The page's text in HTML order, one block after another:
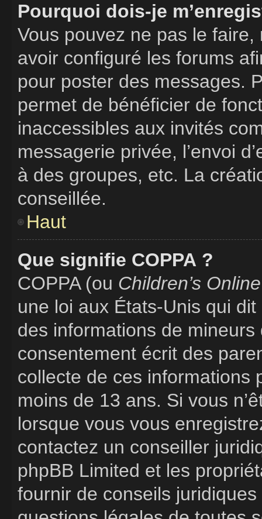
Pourquoi dois-je
Vous pouvez ne pas le
avoir configuré les forums
pour poster des messages.
permet de bénéficier de
inaccessibles aux invités
messagerie privée, l’envoi
à des groupes, etc. La
conseillée.
Haut
Que signifie COPPA ?
COPPA (ou Children’s
une loi aux États-Unis qui
des informations de
consentement écrit des
collecte de ces informations
moins de 13 ans. Si vous
lorsque vous vous
contactez un conseiller
phpBB Limited et les
fournir de conseils